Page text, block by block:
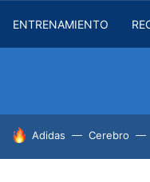
ENTRENAMIENTO
HOY SE HABLA DE
Adidas Cerebro